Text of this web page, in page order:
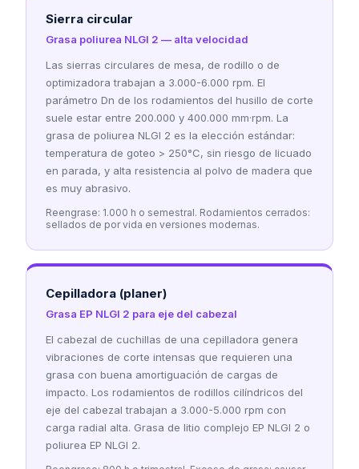
Sierra circular
Grasa poliurea NLGI 2 — alta velocidad
Las sierras circulares de mesa, de rodillo o de
optimizadora trabajan a 3.000-6.000 rpm. El
parámetro Dn de los rodamientos del husillo de corte
suele estar entre 200.000 y 400.000 mm·rpm. La
grasa de poliurea NLGI 2 es la elección estándar:
temperatura de goteo > 250°C, sin riesgo de licuado
en parada, y alta resistencia al polvo de madera que
es muy abrasivo.
Reengrase: 1.000 h o semestral. Rodamientos cerrados:
sellados de por vida en versiones modernas.
Cepilladora (planer)
Grasa EP NLGI 2 para eje del cabezal
El cabezal de cuchillas de una cepilladora genera
vibraciones de corte intensas que requieren una
grasa con buena amortiguación de cargas de
impacto. Los rodamientos de rodillos cilíndricos del
eje del cabezal trabajan a 3.000-5.000 rpm con
carga radial alta. Grasa de litio complejo EP NLGI 2 o
poliurea EP NLGI 2.